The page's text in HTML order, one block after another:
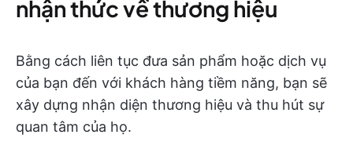
nhận thức về thương hiệu
Bằng cách liên tục đưa sản phẩm hoặc dịch vụ
của bạn đến với khách hàng tiềm năng, bạn sẽ
xây dựng nhận diện thương hiệu và thu hút sự
quan tâm của họ.